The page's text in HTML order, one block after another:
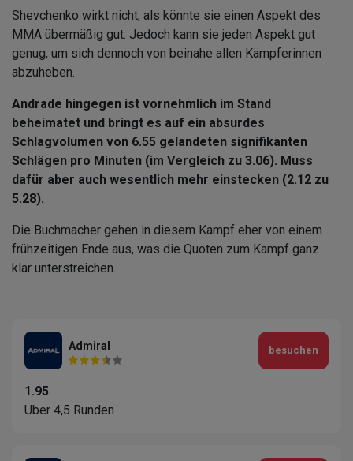
Shevchenko wirkt nicht, als könnte sie einen Aspekt des
MMA übermäßig gut. Jedoch kann sie jeden Aspekt gut
genug, um sich dennoch von beinahe allen Kämpferinnen
abzuheben.
Andrade hingegen ist vornehmlich im Stand
beheimatet und bringt es auf ein absurdes
Schlagvolumen von 6.55 gelandeten signifikanten
Schlägen pro Minuten (im Vergleich zu 3.06). Muss
dafür aber auch wesentlich mehr einstecken (2.12 zu
5.28).
Die Buchmacher gehen in diesem Kampf eher von einem
frühzeitigen Ende aus, was die Quoten zum Kampf ganz
klar unterstreichen.
Admiral
1.95
Über 4,5 Runden
besuchen